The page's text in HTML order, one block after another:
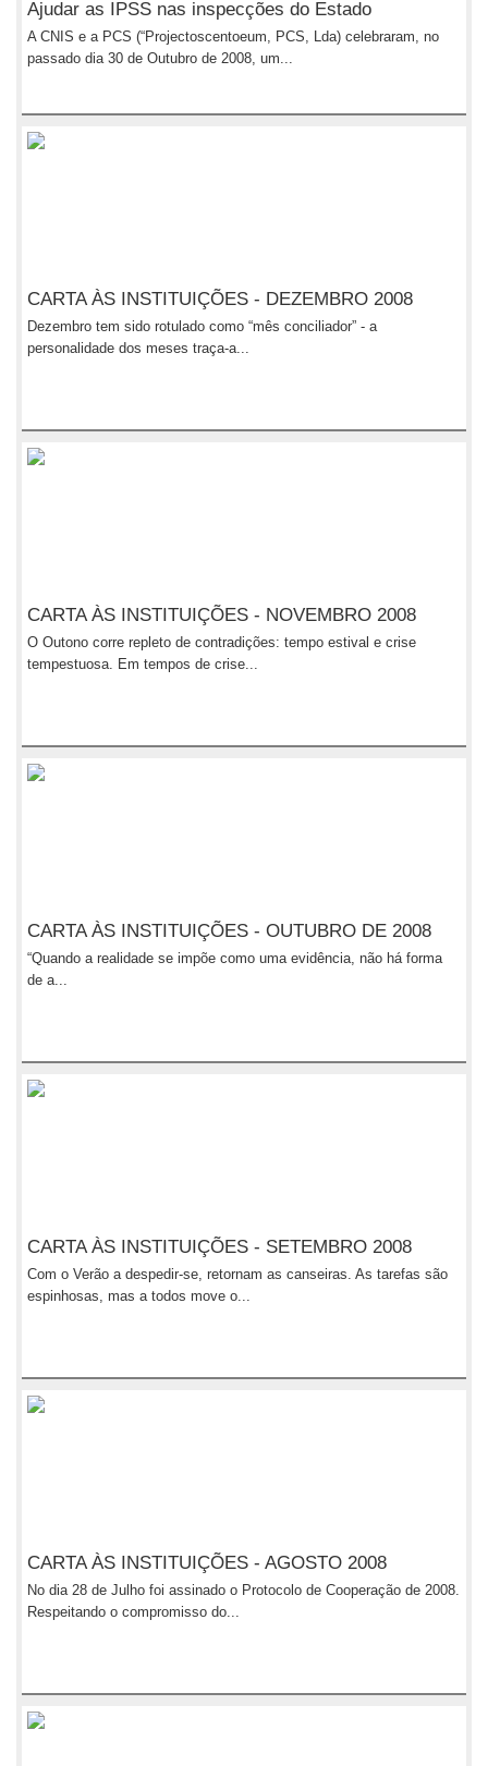
Ajudar as IPSS nas inspecções do Estado
A CNIS e a PCS (“Projectoscentoeum, PCS, Lda) celebraram, no
passado dia 30 de Outubro de 2008, um...
CARTA ÀS INSTITUIÇÕES - DEZEMBRO 2008
Dezembro tem sido rotulado como “mês conciliador” - a
personalidade dos meses traça-a...
CARTA ÀS INSTITUIÇÕES - NOVEMBRO 2008
O Outono corre repleto de contradições: tempo estival e crise
tempestuosa. Em tempos de crise...
CARTA ÀS INSTITUIÇÕES - OUTUBRO DE 2008
“Quando a realidade se impõe como uma evidência, não há forma
de a...
CARTA ÀS INSTITUIÇÕES - SETEMBRO 2008
Com o Verão a despedir-se, retornam as canseiras. As tarefas são
espinhosas, mas a todos move o...
CARTA ÀS INSTITUIÇÕES - AGOSTO 2008
No dia 28 de Julho foi assinado o Protocolo de Cooperação de 2008.
Respeitando o compromisso do...